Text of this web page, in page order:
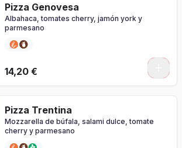
Pizza Genovesa
Albahaca, tomates cherry, jamón york y
parmesano
14,20 €
Pizza Trentina
Mozzarella de búfala, salami dulce, tomate
cherry y parmesano